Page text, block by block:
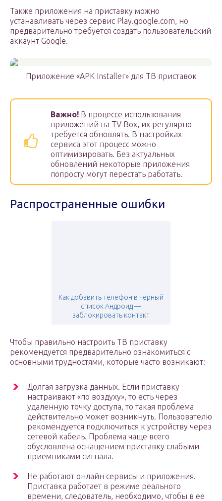
Также приложения на приставку можно
устанавливать через сервис Play.google.com, но
предварительно требуется создать пользовательский
аккаунт Google.
Приложение «APK Installer» для ТВ приставок
Важно! В процессе использования
приложений на TV Box, их регулярно
требуется обновлять. В настройках
сервиса этот процесс можно
оптимизировать. Без актуальных
обновлений некоторые приложения
попросту могут перестать работать.
Распространенные ошибки
Как добавить телефон в черный
список Андроид —
заблокировать контакт
Чтобы правильно настроить ТВ приставку
рекомендуется предварительно ознакомиться с
основными трудностями, которые часто возникают:
Долгая загрузка данных. Если приставку
настраивают «по воздуху», то есть через
удаленную точку доступа, то такая проблема
действительно может возникнуть. Пользователю
рекомендуется подключиться к устройству через
сетевой кабель. Проблема чаще всего
обусловлена оснащением приставку слабыми
приемниками сигнала.
Не работают онлайн сервисы и приложения.
Приставка работает в режиме реального
времени, следователь, необходимо, чтобы в ее